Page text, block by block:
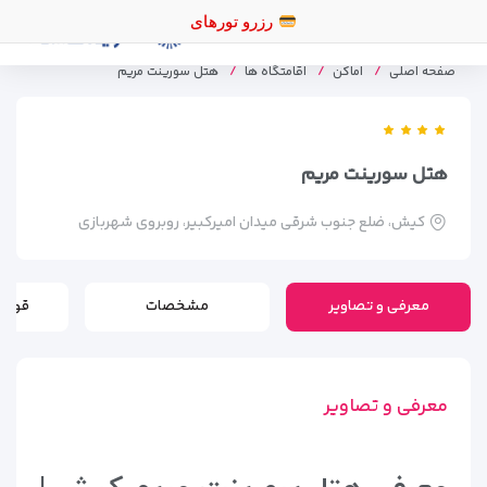
صفحه اصلی اماکن اقامتگاه ها هتل سورینت مریم
هتل سورینت مریم
كيش، ضلع جنوب شرقی میدان امیرکبیر، روبروی شهربازی
معرفی و تصاویر مشخصات
معرفی و تصاویر